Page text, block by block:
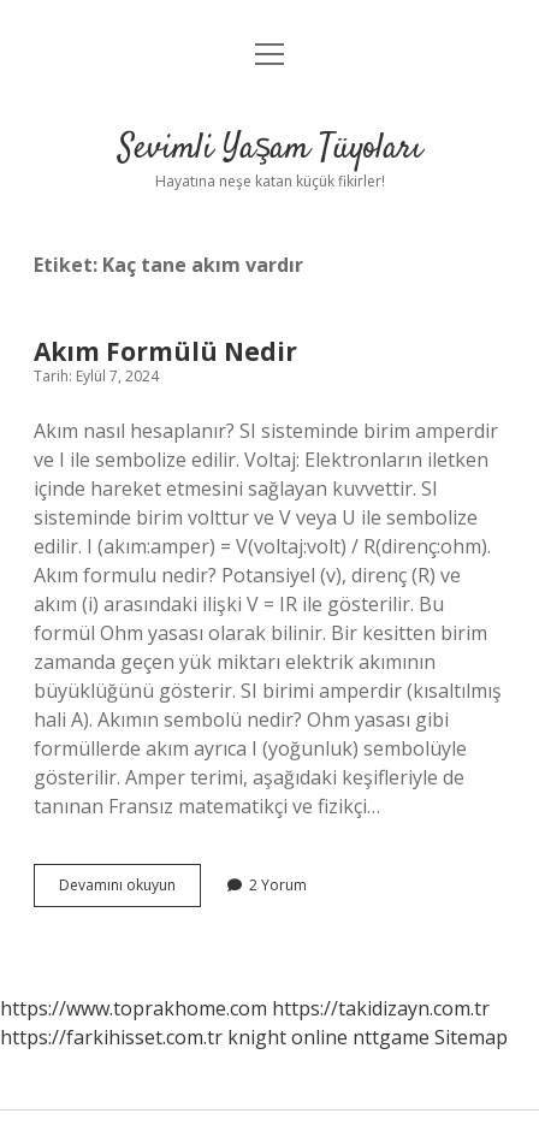
Anasayfa
Yasal Uyarı
menüyü
Sevimli Yaşam Tüyoları
Hayatına neşe katan küçük fikirler!
Etiket: Kaç tane akım vardır
Akım Formülü Nedir
Tarih: Eylül 7, 2024
Akım nasıl hesaplanır? SI sisteminde birim amperdir
ve I ile sembolize edilir. Voltaj: Elektronların iletken
içinde hareket etmesini sağlayan kuvvettir. SI
sisteminde birim volttur ve V veya U ile sembolize
edilir. I (akım:amper) = V(voltaj:volt) / R(direnç:ohm).
Akım formulu nedir? Potansiyel (v), direnç (R) ve
akım (i) arasındaki ilişki V = IR ile gösterilir. Bu
formül Ohm yasası olarak bilinir. Bir kesitten birim
zamanda geçen yük miktarı elektrik akımının
büyüklüğünü gösterir. SI birimi amperdir (kısaltılmış
hali A). Akımın sembolü nedir? Ohm yasası gibi
formüllerde akım ayrıca I (yoğunluk) sembolüyle
gösterilir. Amper terimi, aşağıdaki keşifleriyle de
tanınan Fransız matematikçi ve fizikçi…
Devamını okuyun
Formülü
2 Yorum
https://www.toprakhome.com https://takidizayn.com.tr
https://farkihisset.com.tr knight online nttgame Sitemap